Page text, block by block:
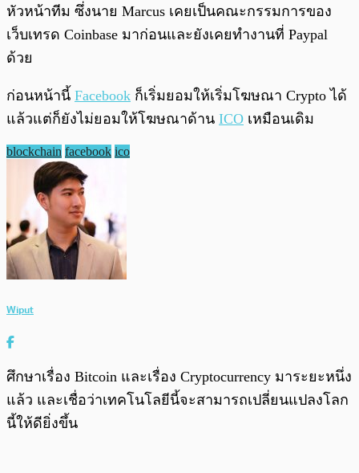
หัวหน้าทีม ซึ่งนาย Marcus เคยเป็นคณะกรรมการของ
เว็บเทรด Coinbase มาก่อนและยังเคยทำงานที่ Paypal
ด้วย
ก่อนหน้านี้ Facebook ก็เริ่มยอมให้เริ่มโฆษณา Crypto ได้
แล้วแต่ก็ยังไม่ยอมให้โฆษณาด้าน ICO เหมือนเดิม
blockchain facebook ico
Wiput
ศึกษาเรื่อง Bitcoin และเรื่อง Cryptocurrency มาระยะหนึ่ง
แล้ว และเชื่อว่าเทคโนโลยีนี้จะสามารถเปลี่ยนแปลงโลก
นี้ให้ดียิ่งขึ้น